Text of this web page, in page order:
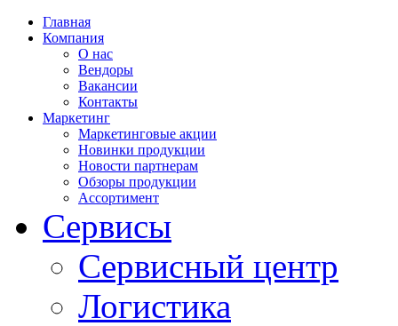
Главная
Компания
О нас
Вендоры
Вакансии
Контакты
Маркетинг
Маркетинговые акции
Новинки продукции
Новости партнерам
Обзоры продукции
Ассортимент
Сервисы
Сервисный центр
Логистика